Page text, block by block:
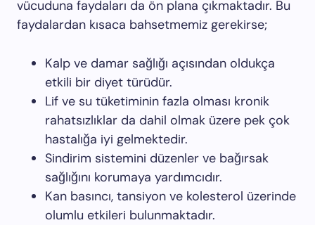
vücuduna faydaları da ön plana çıkmaktadır. Bu
faydalardan kısaca bahsetmemiz gerekirse;
Kalp ve damar sağlığı açısından oldukça
etkili bir diyet türüdür.
Lif ve su tüketiminin fazla olması kronik
rahatsızlıklar da dahil olmak üzere pek çok
hastalığa iyi gelmektedir.
Sindirim sistemini düzenler ve bağırsak
sağlığını korumaya yardımcıdır.
Kan basıncı, tansiyon ve kolesterol üzerinde
olumlu etkileri bulunmaktadır.